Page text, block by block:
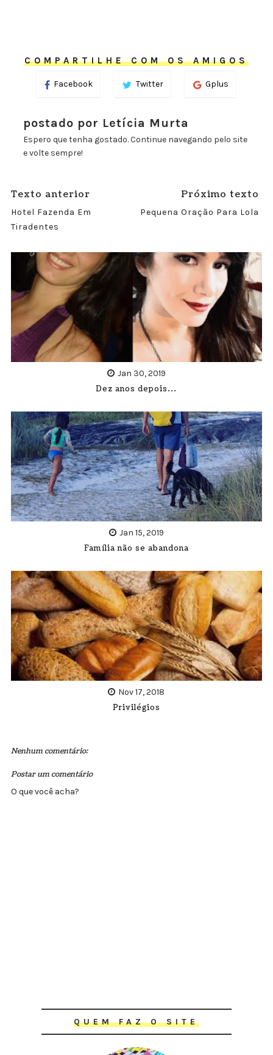
COMPARTILHE COM OS AMIGOS
Facebook Twitter Gplus
postado por Letícia Murta
Espero que tenha gostado. Continue navegando pelo site
e volte sempre!
Texto anterior
Hotel Fazenda Em
Tiradentes
Próximo texto
Pequena Oração Para Lola
Jan 30, 2019
Dez anos depois...
Jan 15, 2019
Família não se abandona
Nov 17, 2018
Privilégios
Nenhum comentário:
Postar um comentário
O que você acha?
QUEM FAZ O SITE